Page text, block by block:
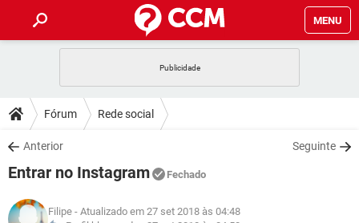
MENU
CELULAR
OUTLOOK
INSTAGRAM GMAIL
GUIA DE COMPRAS
DICAS
JOGOS
INSTAGRAM GMAIL
DOWNLOADS
JOGOS WHATSAPP
CELULAR
JOGOS WHATSAPP
Fórum Rede social
Anterior Seguinte
Entrar no Instagram Fechado
Filipe - Atualizado em 27 set 2018 às 04:48